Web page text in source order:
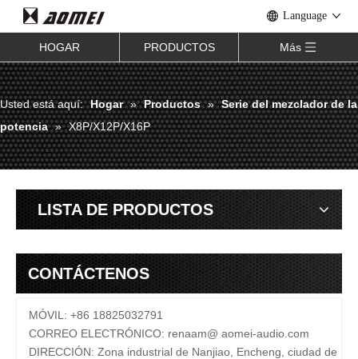
Language
HOGAR PRODUCTOS Más
Usted está aquí: Hogar » Productos » Serie del mezclador de la
potencia » X8P/X12P/X16P
LISTA DE PRODUCTOS
CONTÁCTENOS
MÓVIL: +86 18825032791
CORREO ELECTRÓNICO: renaam@ aomei-audio.com
DIRECCIÓN: Zona industrial de Nanjiao, Encheng, ciudad de